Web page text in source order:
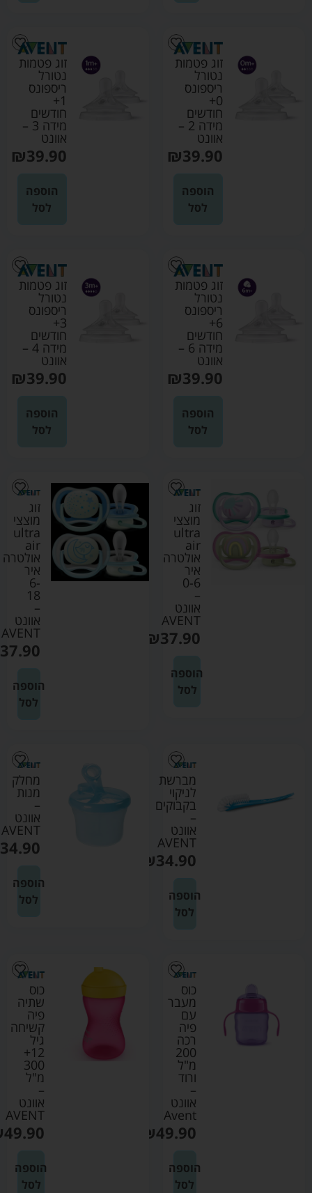
זוג פטמות
נטורל
ריספונס
0+
חודשים
מידה 2 –
אוונט
₪39.90
הוספה
לסל
זוג פטמות
נטורל
ריספונס
1+
חודשים
מידה 3 –
אוונט
₪39.90
הוספה
לסל
זוג פטמות
נטורל
ריספונס
6+
חודשים
מידה 6 –
אוונט
₪39.90
הוספה
לסל
זוג פטמות
נטורל
ריספונס
3+
חודשים
מידה 4 –
אוונט
₪39.90
הוספה
לסל
זוג
מוצצי
ultra
air
אולטרה
איר
0-6
–
אוונט
AVENT
₪37.90
הוספה
לסל
זוג
מוצצי
ultra
air
אולטרה
איר
6-
18
–
אוונט
AVENT
37.90
הוספה
לסל
מברשת
לניקוי
בקבוקים
–
אוונט
AVENT
₪34.90
הוספה
לסל
מחלק
מנות
–
אוונט
AVENT
34.90
הוספה
לסל
כוס
מעבר
עם
פיה
רכה
200
מ"ל
ורוד
–
אוונט
Avent
₪49.90
הוספה
לסל
כוס
שתיה
פיה
קשיחה
גיל
12+
300
מ"ל
–
אוונט
AVENT
49.90
הוספה
לסל